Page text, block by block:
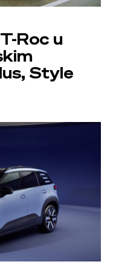
Roc u
Style